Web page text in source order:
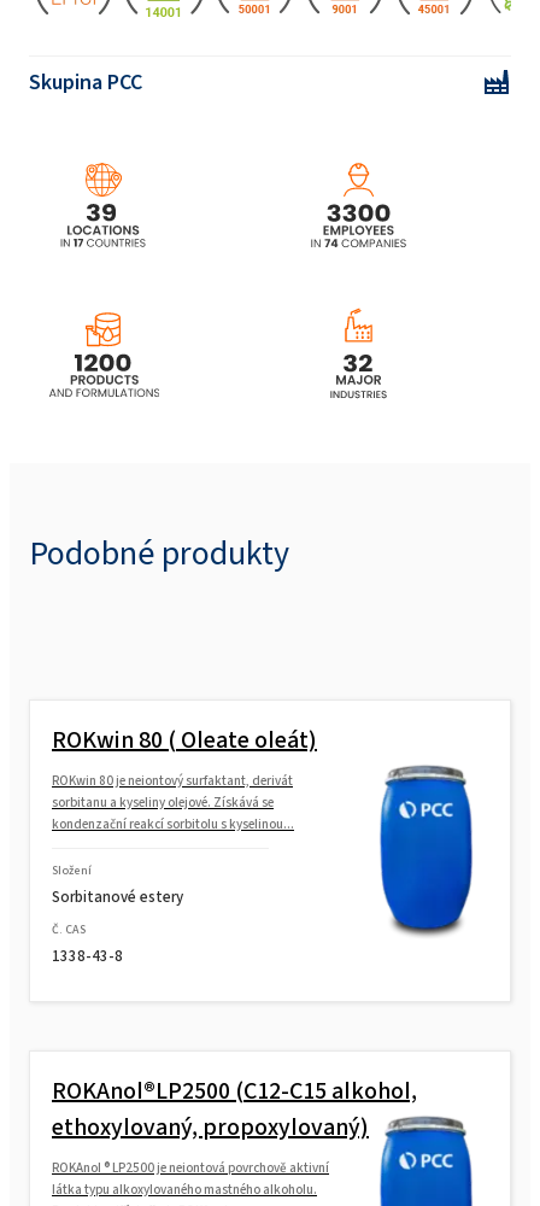
Skupina PCC
Podobné produkty
ROKwin 80 ( Oleate oleát)
ROKwin 80 je neiontový surfaktant, derivát
sorbitanu a kyseliny olejové. Získává se
kondenzační reakcí sorbitolu s kyselinou...
Složení
Sorbitanové estery
Č. CAS
1338-43-8
ROKAnol®LP2500 (C12-C15 alkohol,
ethoxylovaný, propoxylovaný)
ROKAnol ® LP2500 je neiontová povrchově aktivní
látka typu alkoxylovaného mastného alkoholu.